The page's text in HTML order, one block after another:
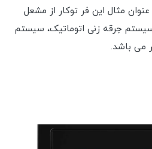
عنوان مثال این فر توکار از مشعل
سیستم جرقه زنی اتوماتیک، سیستم
می باشد.